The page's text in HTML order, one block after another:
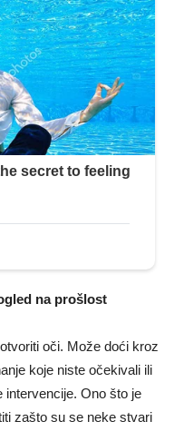
na prošlost
oči. Može doći kroz
koje niste očekivali ili
intervencije. Ono što je
zašto su se neke stvari